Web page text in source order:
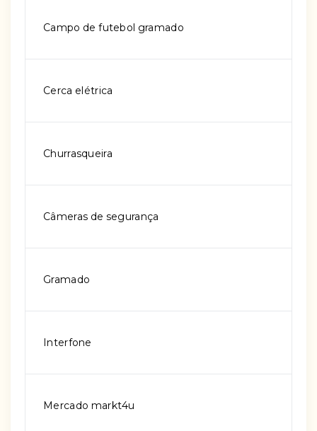
Campo de futebol gramado
Cerca elétrica
Churrasqueira
Câmeras de segurança
Gramado
Interfone
Mercado markt4u